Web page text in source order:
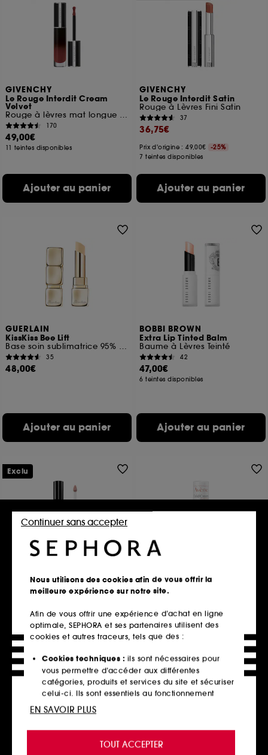
GIVENCHY
Le Rouge Interdit Cream
Velvet
Rouge à lèvres mat longue tenue
170
49,00€
11 teintes disponibles
Ajouter au panier
GIVENCHY
Le Rouge Interdit Satin
Rouge à Lèvres Fini Satin
37
36,75€
Prix d'origine : 49,00€
-25%
7 teintes disponibles
Ajouter au panier
GUERLAIN
KissKiss Bee Lift
Base soin sublimatrice 95% d'origine naturelle
35
48,00€
Ajouter au panier
BOBBI BROWN
Extra Lip Tinted Balm
Baume à Lèvres Teinté
42
47,00€
6 teintes disponibles
Ajouter au panier
LiquiLUST Divine Rose II
Collection
Rouge à lèvres
44,00€
6 teintes disponibles
Ajouter au panier
Exclu
Cold Cream Nutrition
Stick lèvres nourrissant
Ajouter au panier
Nous utilisons des cookies afin de vous offrir la
meilleure expérience sur notre site.
Afin de vous offrir une expérience d’achat en ligne
optimale, SEPHORA et ses partenaires utilisent des
cookies et autres traceurs, tels que des :
Cookies techniques : ils sont nécessaires pour
vous permettre d’accéder aux différentes
catégories, produits et services du site et sécuriser
celui-ci. Ils sont essentiels au fonctionnement
technique du site et ne peuvent être désactivés.
de vous offrir une expérience enrichie et
personnalisée en vous recommandant des
TOUT ACCEPTER
Continuer sans accepter
EN SAVOIR PLUS